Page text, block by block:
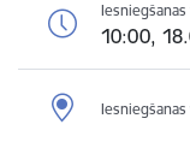
10:00,
Iesniegšanas